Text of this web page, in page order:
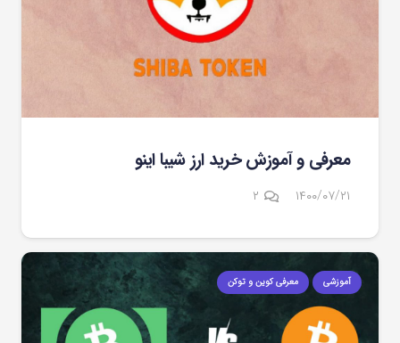
معرفی و آموزش خرید ارز شیبا اینو
۱۴۰۰/۰۷/۲۱ ۲دیدگاه
آموزشی معرفی کوین و توکن